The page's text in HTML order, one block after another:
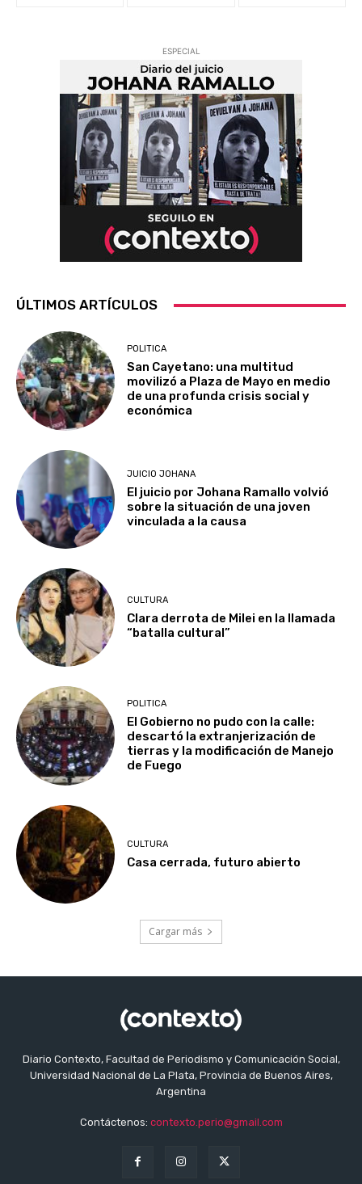
ESPECIAL
ÚLTIMOS ARTÍCULOS
POLITICA
San Cayetano: una multitud
movilizó a Plaza de Mayo en medio
de una profunda crisis social y
económica
JUICIO JOHANA
El juicio por Johana Ramallo volvió
sobre la situación de una joven
vinculada a la causa
CULTURA
Clara derrota de Milei en la llamada
“batalla cultural”
POLITICA
El Gobierno no pudo con la calle:
descartó la extranjerización de
tierras y la modificación de Manejo
de Fuego
CULTURA
Casa cerrada, futuro abierto
Cargar más
Diario Contexto, Facultad de Periodismo y Comunicación Social,
Universidad Nacional de La Plata, Provincia de Buenos Aires,
Argentina
Contáctenos: contexto.perio@gmail.com